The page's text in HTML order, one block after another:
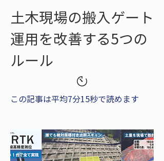
土木現場の搬入ゲート
運用を改善する5つの
ルール
この記事は平均7分15秒で読めます